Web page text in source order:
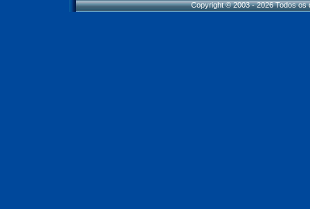
Copyright © 2003 - 2026 Todos